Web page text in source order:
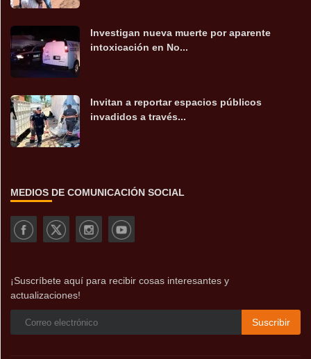
Investigan nueva muerte por aparente
intoxicación en No...
Invitan a reportar espacios públicos
invadidos a través...
MEDIOS DE COMUNICACIÓN SOCIAL
¡Suscríbete aquí para recibir cosas interesantes y
actualizaciones!
Suscribir